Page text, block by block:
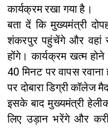
कार्यक्रम रखा गया है।
बता दें कि मुख्यमंत्री
शंकरपुर पहुंचेंगे और वहां
होंगे। कार्यक्रम खत्म
40 मिनट पर वापस
पर दोबारा डिग्री कॉलेज
इसके बाद मुख्यमंत्री
लिए उड़ान भरेंगे और